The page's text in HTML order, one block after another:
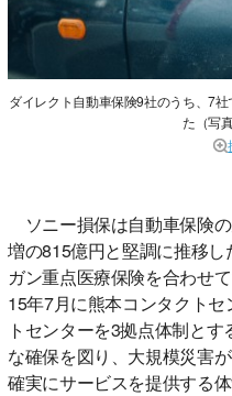
ダイレクト自動車保険9社のうち、7
た（写
ソニー損保は自動車保険
増の815億円と堅調に推移
ガン重点医療保険を合わせ
15年7月に熊本コンタクト
トセンターを3拠点体制と
な確保を図り、大規模災害
確実にサービスを提供する体